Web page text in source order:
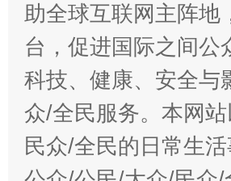
助全球互联网主阵
台，促进国际之间
科技、健康、安全与
众/全民服务。本网
民众/全民的日常生